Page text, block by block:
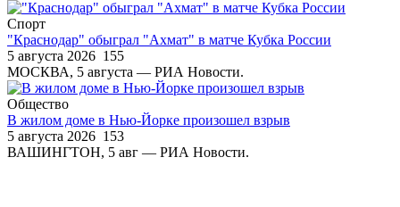
Спорт
"Краснодар" обыграл "Ахмат" в матче Кубка России
5 августа 2026 155
МОСКВА, 5 августа — РИА Новости.
Общество
В жилом доме в Нью-Йорке произошел взрыв
5 августа 2026 153
ВАШИНГТОН, 5 авг — РИА Новости.